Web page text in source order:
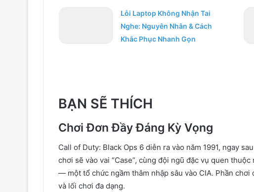
Lỗi Laptop Không Nhận Tai
Nghe: Nguyên Nhân & Cách
Khắc Phục Nhanh Gọn
BẠN SẼ THÍCH
Chơi Đơn Đầy Đáng Kỳ Vọng
Call of Duty: Black Ops 6 diễn ra vào năm 1991, ngay
chơi sẽ vào vai “Case”, cùng đội ngũ đặc vụ quen
— một tổ chức ngầm thâm nhập sâu vào CIA. Phần
và lối chơi đa dạng.